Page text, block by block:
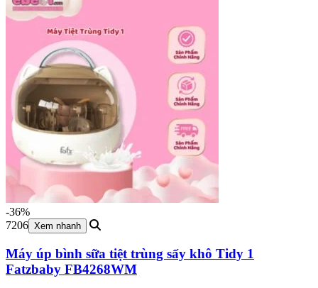
-36%
7206 Xem nhanh
Máy úp bình sữa tiệt trùng sấy khô Tidy 1
Fatzbaby FB4268WM